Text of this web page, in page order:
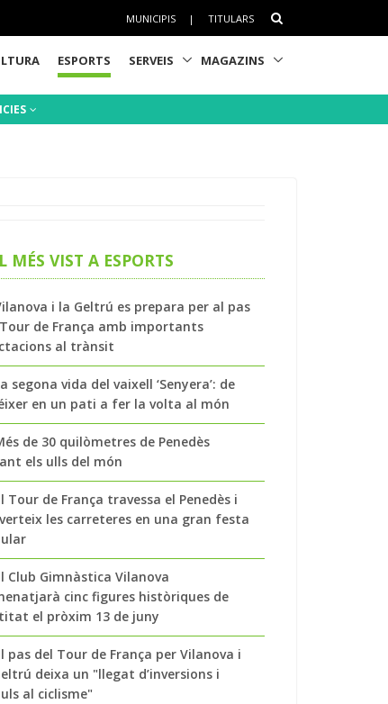
MUNICIPIS | TITULARS
ESPORTS SERVEIS MAGAZINS
MÉS VIST A ESPORTS
i la Geltrú es prepara per al pas
de França amb importants
al trànsit
segona vida del vaixell ‘Senyera’: de
en un pati a fer la volta al món
de 30 quilòmetres de Penedès
els ulls del món
Tour de França travessa el Penedès i
les carreteres en una gran festa
Club Gimnàstica Vilanova
cinc figures històriques de
el pròxim 13 de juny
pas del Tour de França per Vilanova i
deixa un "llegat d’inversions i
al ciclisme"